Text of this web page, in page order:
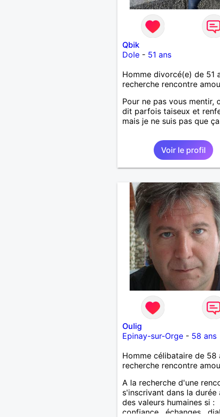
Qbik
Dole- 51 ans
Homme divorcé(e) de 51
recherche rencontre
Pour ne pas vous mentir,
dit parfois taiseux et
mais je ne suis pas que
Voir le profil
Oulig
Epinay-sur-Orge- 58 ans
Homme célibataire de 58
recherche rencontre
A la recherche d'une
s'inscrivant dans la durée
des valeurs humaines si :
confiance , échanges ,